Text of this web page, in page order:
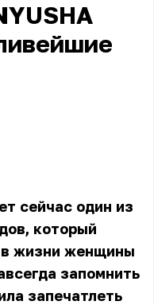
сейчас один из
который
в жизни женщины
запомнить
запечатлеть